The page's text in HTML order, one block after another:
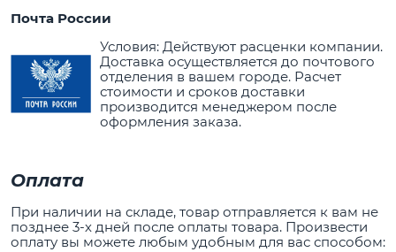
Почта России
Условия: Действуют расценки компании.
Доставка осуществляется до почтового
отделения в вашем городе. Расчет
стоимости и сроков доставки
производится менеджером после
оформления заказа.
Оплата
При наличии на складе, товар отправляется к вам не
позднее 3-х дней после оплаты товара. Произвести
оплату вы можете любым удобным для вас способом: